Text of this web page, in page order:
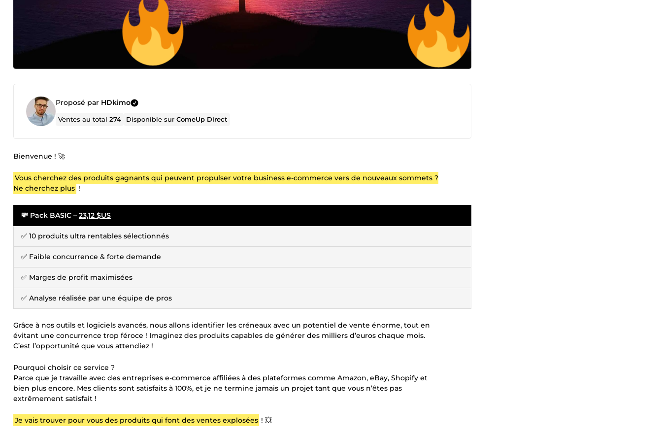
Proposé par HDkimo
Ventes au total274 Disponible surComeUp Direct
Bienvenue ! 🚀
Vous cherchez des produits gagnants qui peuvent propulser votre business e-commerce vers de nouveaux sommets ?
Ne cherchez plus !
💸 Pack BASIC – 23,12 $US
✅ 10 produits ultra rentables sélectionnés
✅ Faible concurrence & forte demande
✅ Marges de profit maximisées
✅ Analyse réalisée par une équipe de pros
Grâce à nos outils et logiciels avancés, nous allons identifier les créneaux avec un potentiel de vente énorme, tout en
évitant une concurrence trop féroce ! Imaginez des produits capables de générer des milliers d’euros chaque mois.
C’est l’opportunité que vous attendiez !
Pourquoi choisir ce service ?
Parce que je travaille avec des entreprises e-commerce affiliées à des plateformes comme Amazon, eBay, Shopify et
bien plus encore. Mes clients sont satisfaits à 100%, et je ne termine jamais un projet tant que vous n’êtes pas
extrêmement satisfait !
Je vais trouver pour vous des produits qui font des ventes explosées ! 💥